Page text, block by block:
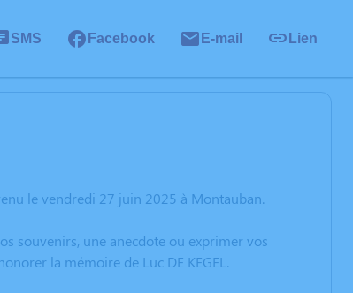
SMS Facebook E-mail Lien
le vendredi 27 juin 2025 à Montauban.
souvenirs, une anecdote ou exprimer vos
la mémoire de Luc DE KEGEL.